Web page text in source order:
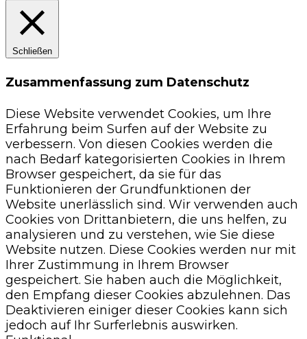
Schließen
Zusammenfassung zum Datenschutz
Diese Website verwendet Cookies, um Ihre
Erfahrung beim Surfen auf der Website zu
verbessern. Von diesen Cookies werden die
nach Bedarf kategorisierten Cookies in Ihrem
Browser gespeichert, da sie für das
Funktionieren der Grundfunktionen der
Website unerlässlich sind. Wir verwenden auch
Cookies von Drittanbietern, die uns helfen, zu
analysieren und zu verstehen, wie Sie diese
Website nutzen. Diese Cookies werden nur mit
Ihrer Zustimmung in Ihrem Browser
gespeichert. Sie haben auch die Möglichkeit,
den Empfang dieser Cookies abzulehnen. Das
Deaktivieren einiger dieser Cookies kann sich
jedoch auf Ihr Surferlebnis auswirken.